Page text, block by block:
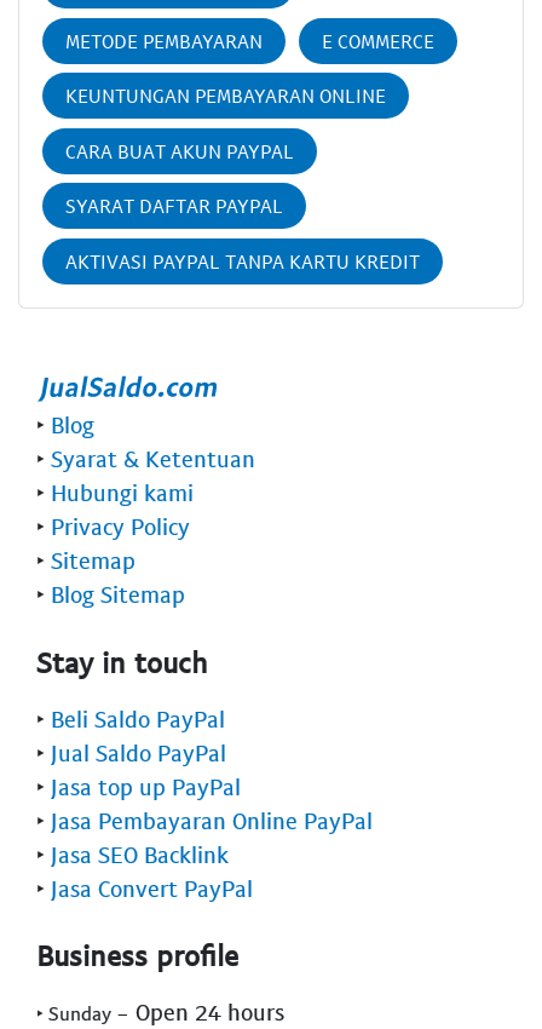
METODE PEMBAYARAN E COMMERCE
KEUNTUNGAN PEMBAYARAN ONLINE
CARA BUAT AKUN PAYPAL
SYARAT DAFTAR PAYPAL
AKTIVASI PAYPAL TANPA KARTU KREDIT
‣ Blog
‣ Syarat & Ketentuan
‣ Hubungi kami
‣ Privacy Policy
‣ Sitemap
‣ Blog Sitemap
Stay in touch
‣ Beli Saldo PayPal
‣ Jual Saldo PayPal
‣ Jasa top up PayPal
‣ Jasa Pembayaran Online PayPal
‣ Jasa SEO Backlink
‣ Jasa Convert PayPal
Business profile
‣ Sunday - Open 24 hours